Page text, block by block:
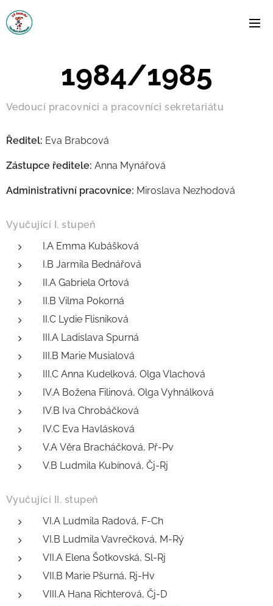
1984/1985
Vedoucí pracovníci a pracovníci sekretariátu
Ředitel: Eva Brabcová
Zástupce ředitele: Anna Mynářová
Administrativní pracovnice: Miroslava Nezhodová
Vyučující I. stupeň
I.A Emma Kubášková
I.B Jarmila Bednářová
II.A Gabriela Ortová
II.B Vilma Pokorná
II.C Lydie Flisniková
III.A Ladislava Spurná
III.B Marie Musialová
III.C Anna Kudelková, Olga Vlachová
IV.A Božena Filinová, Olga Vyhnálková
IV.B Iva Chrobáčková
IV.C Eva Havlásková
V.A Věra Bracháčková, Př-Pv
V.B Ludmila Kubínová, Čj-Rj
Vyučující II. stupeň
VI.A Ludmila Radová, F-Ch
VI.B Ludmila Vavrečková, M-Rý
VII.A Elena Šotkovská, Sl-Rj
VII.B Marie Pšurná, Rj-Hv
VIII.A Hana Richterová, Čj-D